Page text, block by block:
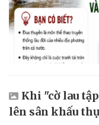
Khi "cờ lau
lên sân khấu